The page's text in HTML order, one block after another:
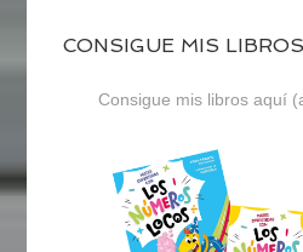
CONSIGUE MIS LIBROS
Consigue mis libros aquí